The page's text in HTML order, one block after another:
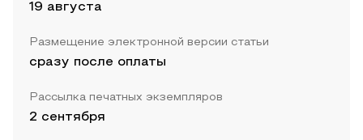
19 августа
Размещение электронной версии статьи
сразу после оплаты
Рассылка печатных экземпляров
2 сентября